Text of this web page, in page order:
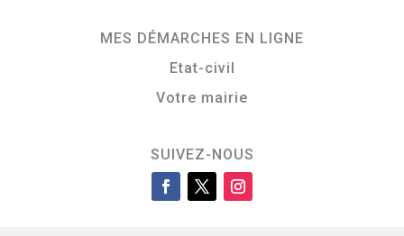
MES DÉMARCHES EN LIGNE
Etat-civil
Votre mairie
SUIVEZ-NOUS